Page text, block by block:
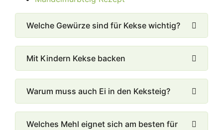
Welche Gewürze sind für Kekse wichtig?
Mit Kindern Kekse backen
Warum muss auch Ei in den Keksteig?
Welches Mehl eignet sich am besten für